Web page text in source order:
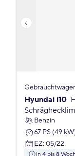
Hyundai i10
Benzin
67 PS (49
EZ: 05/22
in 4 bis 8